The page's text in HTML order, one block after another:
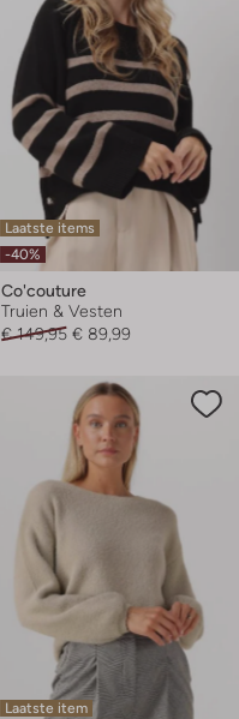
Laatste items
-40%
Co'couture
Truien & Vesten
€ 149,95 € 89,99
Laatste item